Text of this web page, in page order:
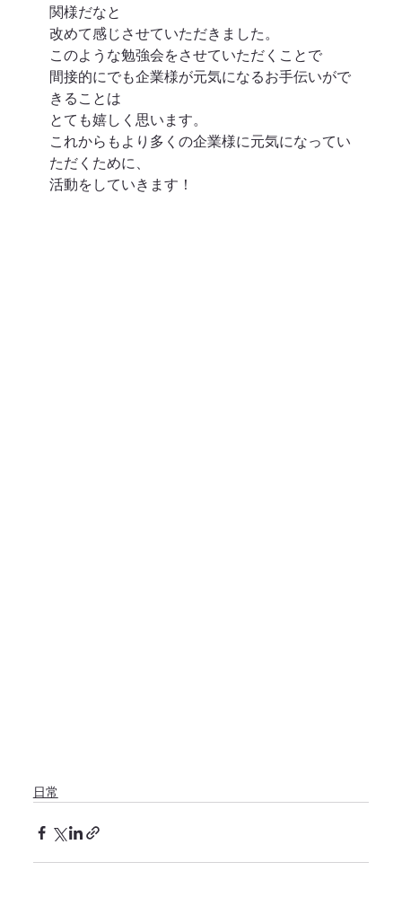
関様だなと
改めて感じさせていただきました。
このような勉強会をさせていただくことで
間接的にでも企業様が元気になるお手伝いがで
きることは
とても嬉しく思います。
これからもより多くの企業様に元気になってい
ただくために、
活動をしていきます！
日常